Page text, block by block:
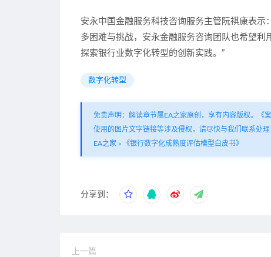
安永中国金融服务科技咨询服务主管阮祺康表示
多困难与挑战，安永金融服务咨询团队也希望
探索银行业数字化转型的创新实践。”
数字化转型
免责声明：解读章节属EA之家原创，享有内容版权。《
使用的图片文字链接等涉及侵权，请尽快与我们联系处理
EA之家 » 《银行数字化成熟度评估模型白皮书》
分享到：
上一篇